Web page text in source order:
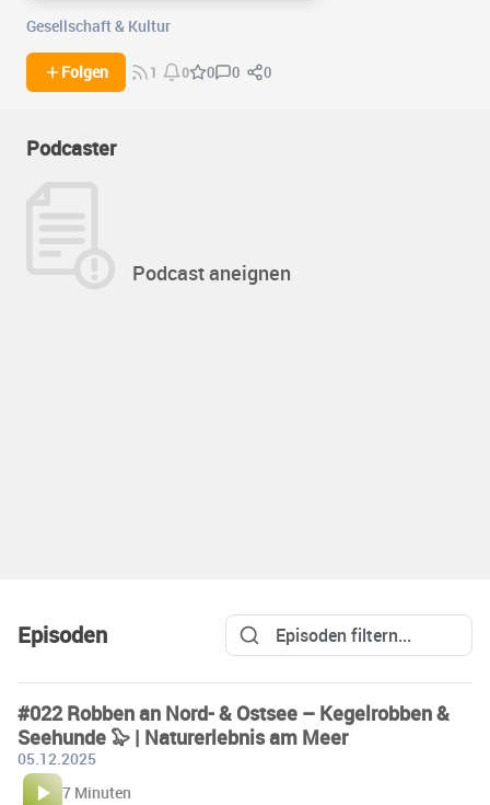
Gesellschaft & Kultur
Folgen 1 0 0 0 0
Podcaster
Podcast aneignen
Episoden
#022 Robben an Nord- & Ostsee – Kegelrobben &
Seehunde 🦭 | Naturerlebnis am Meer
05.12.2025
7 Minuten